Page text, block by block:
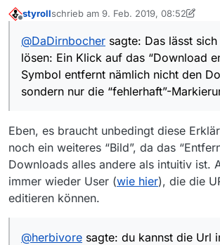
Download nicht schon als
angezeigt wird.
Das lässt sich ganz einfach
entfernt nämlich nicht den
nur die “fehlerhaft”-
wieder editierbar.
Offline
styrollschrieb am 9. Feb. 2019, 08:52
zuletzt editiert von styroll2. Sept. 2019,
@DaDirnbocher sagte: Das lässt
lösen: Ein Klick auf das “Download
Symbol entfernt nämlich nicht den
sondern nur die “fehlerhaft”-
Eben, es braucht unbedingt diese
noch ein weiteres “Bild”, da das
Downloads alles andere als intuitiv ist.
immer wieder User (wie hier), die die
editieren können.
@herbivore sagte: du kannst die Url